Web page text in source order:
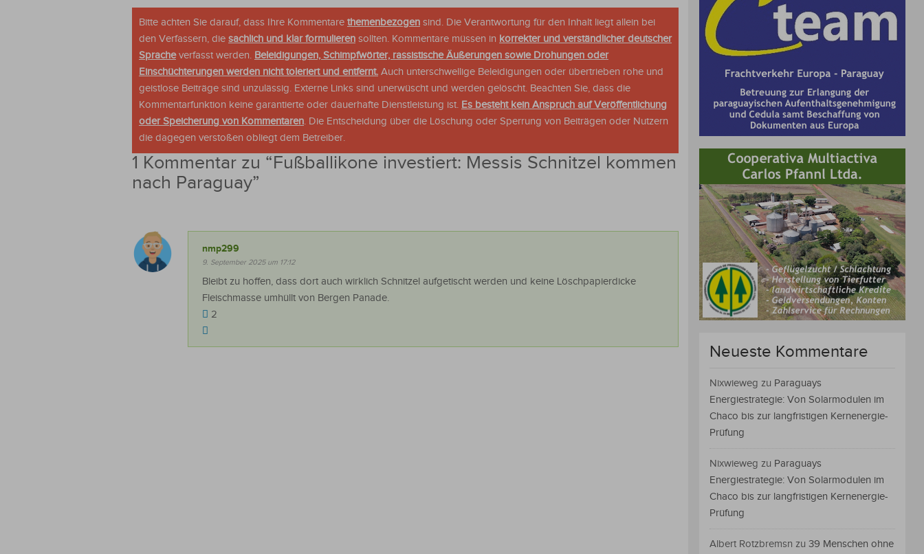
Bitte achten Sie darauf, dass Ihre Kommentare themenbezogen sind. Die Verantwortung für den Inhalt liegt allein bei
den Verfassern, die sachlich und klar formulieren sollten. Kommentare müssen in korrekter und verständlicher deutscher
Spracheverfasst werden. Beleidigungen, Schimpfwörter, rassistische Äußerungen sowie Drohungen oder
Einschüchterungen werden nicht toleriert und entfernt. Auch unterschwellige Beleidigungen oder übertrieben rohe und
geistlose Beiträge sind unzulässig. Externe Links sind unerwüscht und werden gelöscht. Beachten Sie, dass die
Kommentarfunktion keine garantierte oder dauerhafte Dienstleistung ist. Es besteht kein Anspruch auf Veröffentlichung
oder Speicherung von Kommentaren. Die Entscheidung über die Löschung oder Sperrung von Beiträgen oder Nutzern
die dagegen verstoßen obliegt dem Betreiber.
1 Kommentar zu “Fußballikone investiert: Messis Schnitzel kommen
nach Paraguay”
nmp299
9. September 2025 um 17:12
Bleibt zu hoffen, dass dort auch wirklich Schnitzel aufgetischt werden und keine Löschpapierdicke
Fleischmasse umhüllt von Bergen Panade.
2
Neueste Kommentare
Nixwieweg zu Paraguays
Energiestrategie: Von Solarmodulen im
Chaco bis zur langfristigen Kernenergie-
Prüfung
Nixwieweg zu Paraguays
Energiestrategie: Von Solarmodulen im
Chaco bis zur langfristigen Kernenergie-
Prüfung
Albert Rotzbremsn zu 39 Menschen ohne